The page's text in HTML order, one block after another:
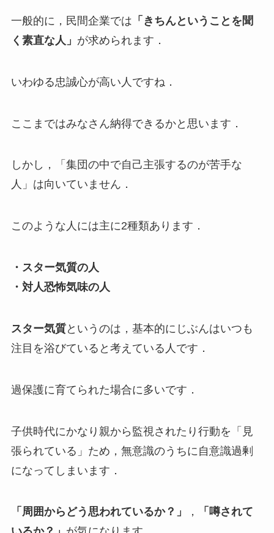
一般的に，民間企業では 「きちんということを聞
く素直な人」 が求められます．
いわゆる忠誠心が高い人ですね．
ここまではみなさん納得できるかと思います．
しかし，「集団の中で自己主張するのが苦手な
人」は向いていません．
このような人には主に2種類あります．
・スター気質の人
・対人恐怖気味の人
スター気質というのは，基本的にじぶんはいつも
注目を浴びていると考えている人です．
過保護に育てられた場合に多いです．
子供時代にかなり親から監視されたり行動を「見
張られている」ため，無意識のうちに自意識過剰
になってしまいます．
「周囲からどう思われているか？」 ，
「噂されて